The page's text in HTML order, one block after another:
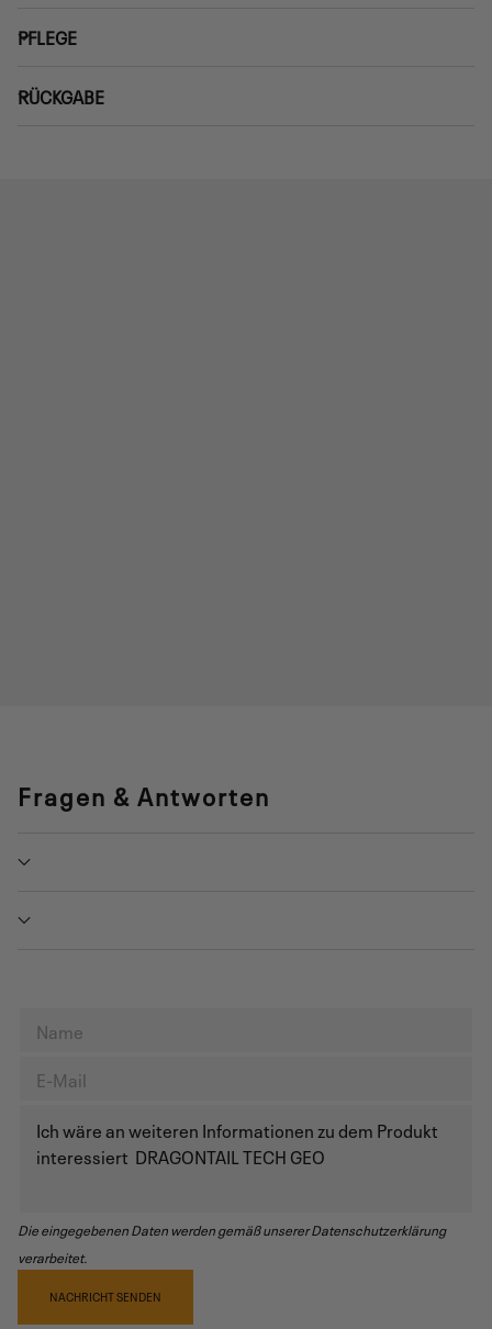
PFLEGE
RÜCKGABE
Fragen & Antworten
Die eingegebenen Daten werden gemäß unserer Datenschutzerklärung
verarbeitet.
NACHRICHT SENDEN